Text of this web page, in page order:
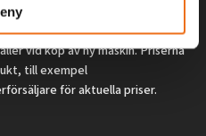
vid köp av ny maskin. Priserna
till exempel
för aktuella priser.